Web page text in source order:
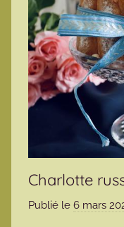
Charlotte
Publié le 6 mars